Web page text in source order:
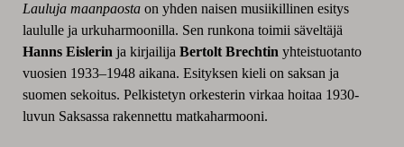
Lauluja maanpaostaon yhden naisen musiikillinen esitys
laululle ja urkuharmoonilla. Sen runkona toimii säveltäjä
Hanns Eislerin ja kirjailija Bertolt Brechtin yhteistuotanto
vuosien 1933–1948 aikana. Esityksen kieli on saksan ja
suomen sekoitus. Pelkistetyn orkesterin virkaa hoitaa 1930-
luvun Saksassa rakennettu matkaharmooni.